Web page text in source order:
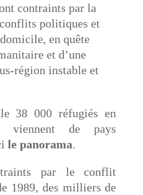
contraints par la
politiques et
en quête
et d’une
région instable et
38 000 réfugiés en
de pays
le panorama.
par le conflit
1989, des milliers de